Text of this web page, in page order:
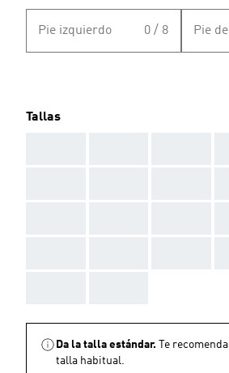
Pie izquierdo 0 / 8 Pie
Tallas
Da la talla estándar.
Te
talla habitual.